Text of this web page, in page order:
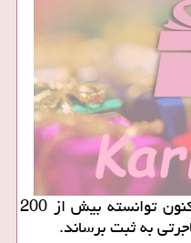
موسسه ثبتا از بدو تاسیس تا کنون توانسته بیش از 200
به ثبت برساند.